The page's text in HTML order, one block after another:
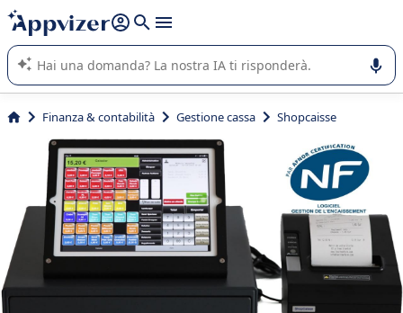
righe con
shift + enter
L'IA di Appvizer vi guida nell'utilizzo o nella scelta di un
software SaaS per la vostra azienda.
Finanza & contabilità Gestione cassa Shopcaisse